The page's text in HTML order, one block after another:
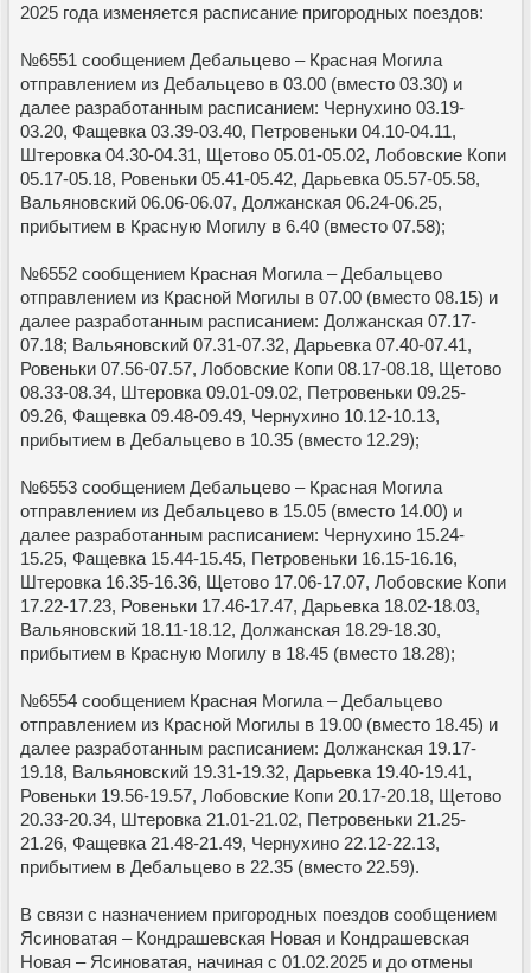
2025 года изменяется расписание пригородных поездов:
№6551 сообщением Дебальцево – Красная Могила
отправлением из Дебальцево в 03.00 (вместо 03.30) и
далее разработанным расписанием: Чернухино 03.19-
03.20, Фащевка 03.39-03.40, Петровеньки 04.10-04.11,
Штеровка 04.30-04.31, Щетово 05.01-05.02, Лобовские Копи
05.17-05.18, Ровеньки 05.41-05.42, Дарьевка 05.57-05.58,
Вальяновский 06.06-06.07, Должанская 06.24-06.25,
прибытием в Красную Могилу в 6.40 (вместо 07.58);
№6552 сообщением Красная Могила – Дебальцево
отправлением из Красной Могилы в 07.00 (вместо 08.15) и
далее разработанным расписанием: Должанская 07.17-
07.18; Вальяновский 07.31-07.32, Дарьевка 07.40-07.41,
Ровеньки 07.56-07.57, Лобовские Копи 08.17-08.18, Щетово
08.33-08.34, Штеровка 09.01-09.02, Петровеньки 09.25-
09.26, Фащевка 09.48-09.49, Чернухино 10.12-10.13,
прибытием в Дебальцево в 10.35 (вместо 12.29);
№6553 сообщением Дебальцево – Красная Могила
отправлением из Дебальцево в 15.05 (вместо 14.00) и
далее разработанным расписанием: Чернухино 15.24-
15.25, Фащевка 15.44-15.45, Петровеньки 16.15-16.16,
Штеровка 16.35-16.36, Щетово 17.06-17.07, Лобовские Копи
17.22-17.23, Ровеньки 17.46-17.47, Дарьевка 18.02-18.03,
Вальяновский 18.11-18.12, Должанская 18.29-18.30,
прибытием в Красную Могилу в 18.45 (вместо 18.28);
№6554 сообщением Красная Могила – Дебальцево
отправлением из Красной Могилы в 19.00 (вместо 18.45) и
далее разработанным расписанием: Должанская 19.17-
19.18, Вальяновский 19.31-19.32, Дарьевка 19.40-19.41,
Ровеньки 19.56-19.57, Лобовские Копи 20.17-20.18, Щетово
20.33-20.34, Штеровка 21.01-21.02, Петровеньки 21.25-
21.26, Фащевка 21.48-21.49, Чернухино 22.12-22.13,
прибытием в Дебальцево в 22.35 (вместо 22.59).
В связи с назначением пригородных поездов сообщением
Ясиноватая – Кондрашевская Новая и Кондрашевская
Новая – Ясиноватая, начиная с 01.02.2025 и до отмены